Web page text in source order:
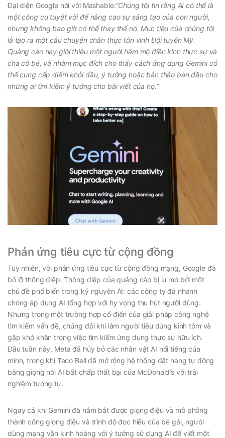
Đại diện Google nói với Mashable:“Chúng tôi tin rằng AI có thể là
một công cụ tuyệt vời để nâng cao sự sáng tạo của con người,
nhưng không bao giờ có thể thay thế nó. Mục tiêu của chúng tôi
là tạo ra một câu chuyện chân thực tôn vinh Đội tuyển Mỹ.
Quảng cáo này giới thiệu một người hâm mộ điền kinh thực sự và
cha cô bé, và nhằm mục đích cho thấy cách ứng dụng Gemini có
thể cung cấp điểm khởi đầu, ý tưởng hoặc bản thảo ban đầu cho
những ai tìm kiếm ý tưởng cho bài viết của họ.”
Phản ứng tiêu cực từ cộng đồng
Tuy nhiên, với phản ứng tiêu cực từ cộng đồng mạng, Google đã
bỏ lỡ thông điệp. Thông điệp của quảng cáo bị lu mờ bởi một
chủ đề phổ biến trong kỷ nguyên AI: các công ty đã nhanh
chóng áp dụng AI tổng hợp với hy vọng thu hút người dùng.
Nhưng trong một trường hợp cổ điển của giải pháp công nghệ
tìm kiếm vấn đề, chúng đôi khi làm người tiêu dùng kinh tởm và
gặp khó khăn trong việc tìm kiếm ứng dụng thực sự hữu ích.
Đầu tuần này, Meta đã hủy bỏ các nhân vật AI nổi tiếng của
mình, trong khi Taco Bell đã mở rộng hệ thống đặt hàng tự động
bằng giọng nói AI bất chấp thất bại của McDonald’s với trải
nghiệm tương tự.
Ngay cả khi Gemini đã nắm bắt được giọng điệu và mô phỏng
thành công giọng điệu và trình độ đọc hiểu của bé gái, người
dùng mạng vẫn kinh hoàng với ý tưởng sử dụng AI để viết một